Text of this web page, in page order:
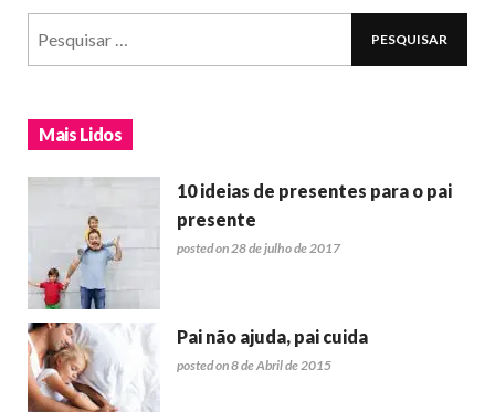
Mais Lidos
10 ideias de presentes para o pai
presente
posted on 28 de julho de 2017
Pai não ajuda, pai cuida
posted on 8 de Abril de 2015